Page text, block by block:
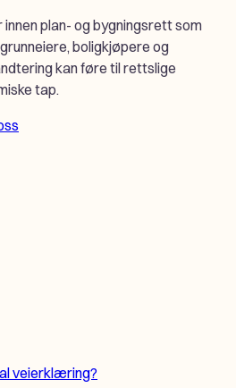
plan- og bygningsrett som
boligkjøpere og
kan føre til rettslige
tap.
veierklæring?